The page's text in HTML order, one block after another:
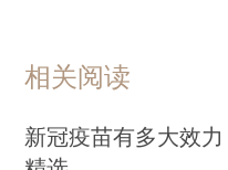
相关阅读
新冠疫苗有多大效